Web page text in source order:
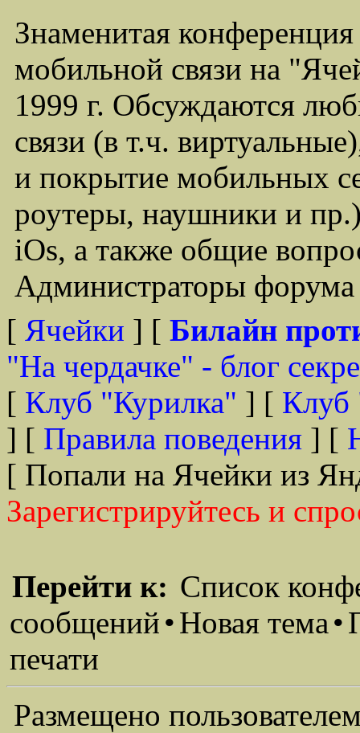
Знаменитая
мобильной связи на
1999 г. Обсуждаются
связи (в т.ч.
и покрытие мобильных
роутеры, наушники и
iOs, а также общие
Администраторы
[ Ячейки ] [ Билайн
"На чердачке" - блог
[ Клуб "Курилка" ] [ Клуб
] [ Правила поведения ] [
[ Попали на Ячейки из
Зарегистрируйтесь и
Перейти к: Список
сообщений•Новая тема•
печати
Размещено